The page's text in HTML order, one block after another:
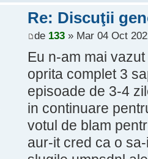
Re: Discuţii
de 133» Mar 04 Oct
Eu n-am mai
oprita complet 3
episoade de 3-4
in continuare
votul de blam
aur-it cred ca o